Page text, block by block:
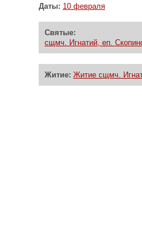
Даты: 10 февраля
Святые:
сщмч. Игнатий, еп.
Житие: Житие сщмч.